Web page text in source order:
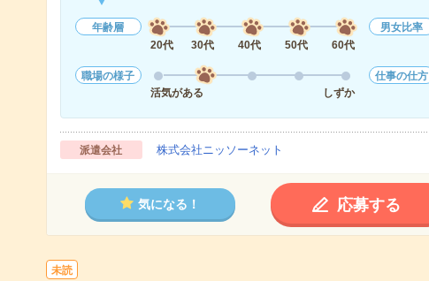
年齢層
20代
30代 40代 50代 60代
男女比率
職場の様子
活気がある
しずか
仕事の仕方
派遣会社 株式会社ニッソーネット
気になる！ 応募する
未読